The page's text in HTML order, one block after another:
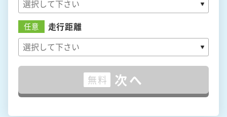
任意 走行距離
無料 次へ